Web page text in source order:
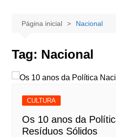
Página inicial Nacional
Tag: Nacional
CULTURA
Os 10 anos da
Resíduos Sólidos